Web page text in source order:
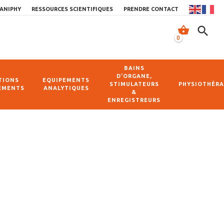
0
shopping_basket search
RESSOURCES SCIENTIFIQUES PRENDRE CONTACT
EQUIPEMENTS
ANALYTIQUES
BAINS
D’ORGANE,
STIMULATEURS
&
ENREGISTREURS